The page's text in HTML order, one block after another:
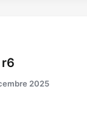
2025